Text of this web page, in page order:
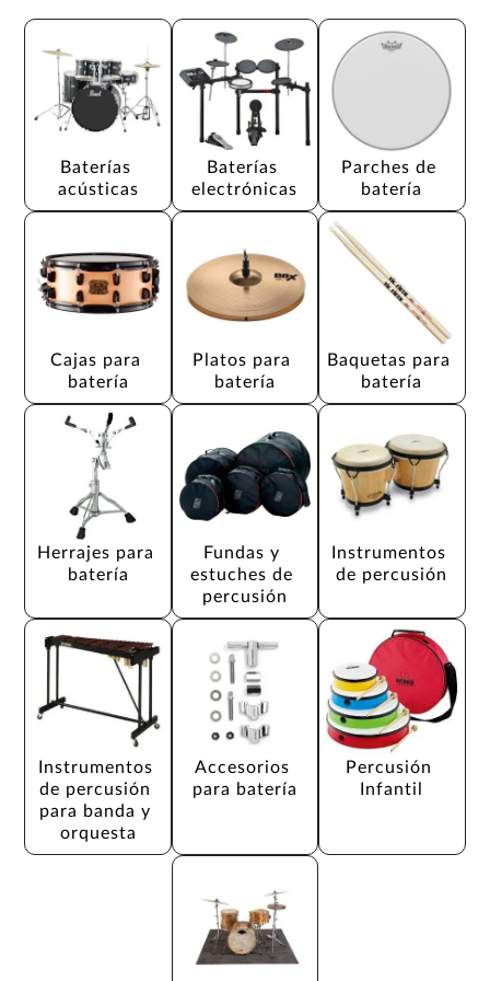
Baterías
acústicas
Baterías
electrónicas
Parches de
batería
Cajas para
batería
Platos para
batería
Baquetas para
batería
Herrajes para
batería
Fundas y
estuches de
percusión
Instrumentos
de percusión
Instrumentos
de percusión
para banda y
orquesta
Accesorios
para batería
Percusión
Infantil